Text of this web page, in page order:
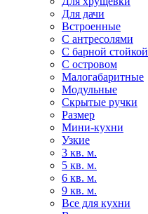
Для дачи
Встроенные
С антресолями
С барной стойкой
С островом
Малогабаритные
Модульные
Скрытые ручки
Размер
Мини-кухни
Узкие
3 кв. м.
5 кв. м.
6 кв. м.
9 кв. м.
Все для кухни